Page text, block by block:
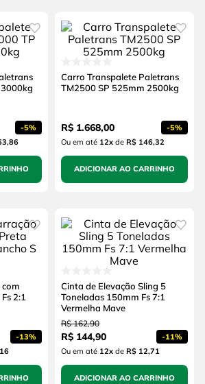
-5%
Carro Transpalete Paletrans
TM2500 SP 525mm 2500kg
R$ 1.668,00 -5%
Ou em até 12xde R$ 146,32
ADICIONAR AO CARRINHO
2:1
-13%
Cinta de Elevação Sling 5
Toneladas 150mm Fs 7:1
Vermelha Mave
R$ 162,90
R$ 144,90 -11%
Ou em até 12xde R$ 12,71
ADICIONAR AO CARRINHO